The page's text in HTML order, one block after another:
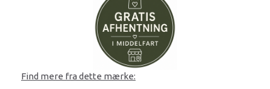
Find mere fra dette mærke: